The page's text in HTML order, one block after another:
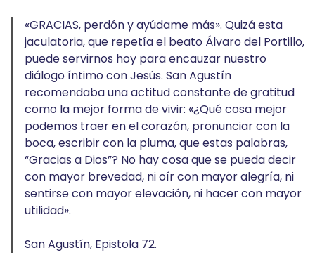
«GRACIAS, perdón y ayúdame más». Quizá esta
jaculatoria, que repetía el beato Álvaro del Portillo,
puede servirnos hoy para encauzar nuestro
diálogo íntimo con Jesús. San Agustín
recomendaba una actitud constante de gratitud
como la mejor forma de vivir: «¿Qué cosa mejor
podemos traer en el corazón, pronunciar con la
boca, escribir con la pluma, que estas palabras,
“Gracias a Dios”? No hay cosa que se pueda decir
con mayor brevedad, ni oír con mayor alegría, ni
sentirse con mayor elevación, ni hacer con mayor
utilidad».
San Agustín, Epistola 72.